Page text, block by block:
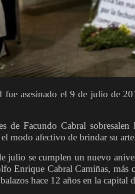
fue asesinado el 9 de julio de
de Facundo Cabral
modo afectivo de brindar su
julio se cumplen un nuevo
Enrique Cabral Camiñas, más
hace 12 años en la capital